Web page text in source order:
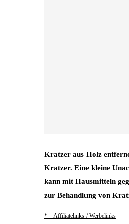
Kratzer aus Holz
Kratzer. Eine kleine
kann mit Hausmitteln
zur Behandlung von
* = Affiliatelinks / Werbelinks